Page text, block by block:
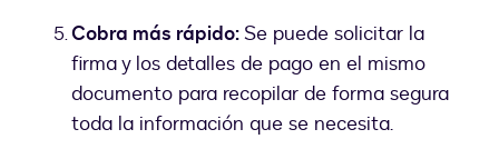
Cobra más rápido:Se puede solicitar la
firma y los detalles de pago en el mismo
documento para recopilar de forma segura
toda la información que se necesita.